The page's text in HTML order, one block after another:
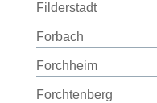
Filderstadt
Forbach
Forchheim
Forchtenberg